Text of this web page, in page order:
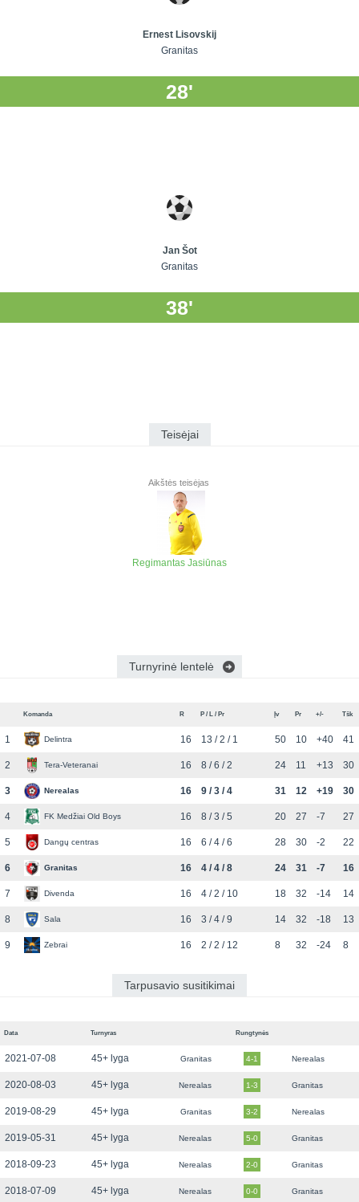
Ernest Lisovskij
Granitas
28'
Jan Šot
Granitas
38'
Teisėjai
Aikštės teisėjas
Regimantas Jasiūnas
Turnyrinė lentelė
Komanda R P / L / Pr Įv Pr +/- Tšk
1 Delintra 16 13 / 2 / 1 50 10 +40 41
2 Tera-Veteranai 16 8 / 6 / 2 24 11 +13 30
3 Nerealas 16 9 / 3 / 4 31 12 +19 30
4 FK Medžiai Old Boys 16 8 / 3 / 5 20 27 -7 27
5 Dangų centras 16 6 / 4 / 6 28 30 -2 22
6 Granitas 16 4 / 4 / 8 24 31 -7 16
7 Divenda 16 4 / 2 / 10 18 32 -14 14
8 Sala 16 3 / 4 / 9 14 32 -18 13
9 Zebrai 16 2 / 2 / 12 8 32 -24 8
Tarpusavio susitikimai
Data Turnyras Rungtynės
2021-07-08 45+ lyga Granitas 4-1 Nerealas
2020-08-03 45+ lyga Nerealas 1-3 Granitas
2019-08-29 45+ lyga Granitas 3-2 Nerealas
2019-05-31 45+ lyga Nerealas 5-0 Granitas
2018-09-23 45+ lyga Nerealas 2-0 Granitas
2018-07-09 45+ lyga Nerealas 0-0 Granitas